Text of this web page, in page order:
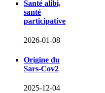
Santé alibi,
santé
participative
2026-01-08
Origine du
Sars-Cov2
2025-12-04